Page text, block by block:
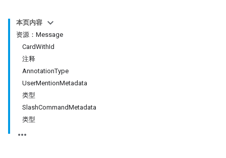
本页内容
资源：Message
CardWithId
注释
AnnotationType
UserMentionMetadata
类型
SlashCommandMetadata
类型